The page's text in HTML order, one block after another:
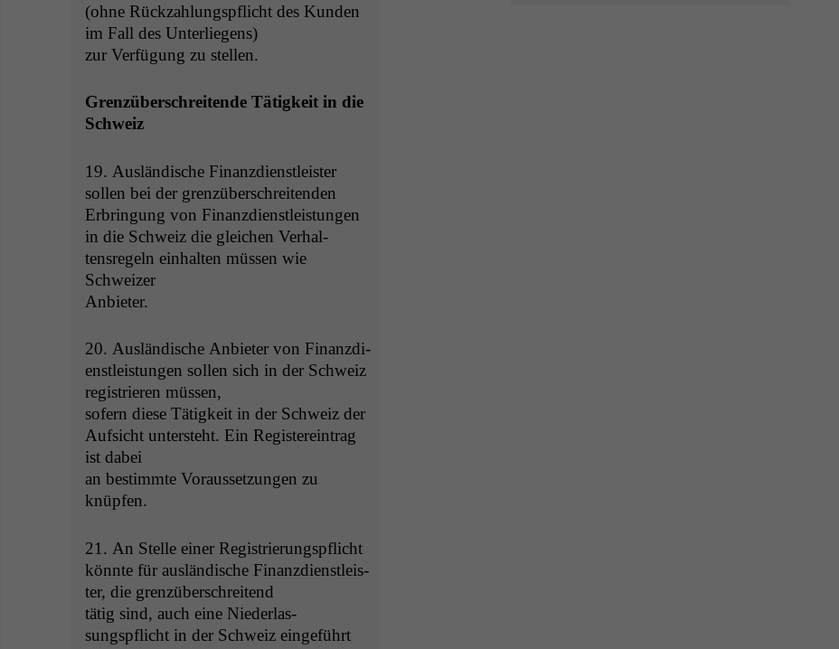
(ohne Rück­zahlungspflicht des Kun­den
im Fall des Unterliegens)
zur Ver­fü­gung zu stellen.
Gren­züber­schre­i­t­ende Tätigkeit in die
Schweiz
19. Aus­ländis­che Finanz­di­en­stleis­ter
sollen bei der gren­züber­schre­i­t­en­den
Erbringung von Finanzdienstleistungen
in die Schweiz die gle­ichen Ver­hal­
tensregeln ein­hal­ten müssen wie
Schweizer
Anbieter.
20. Aus­ländis­che Anbi­eter von Finanz­di­
en­stleis­tun­gen sollen sich in der Schweiz
reg­istri­eren müssen,
sofern diese Tätigkeit in der Schweiz der
Auf­sicht unter­ste­ht. Ein Reg­is­tere­in­trag
ist dabei
an bes­timmte Voraus­set­zun­gen zu
knüpfen.
21. An Stelle ein­er Reg­istrierungspflicht
kön­nte für aus­ländis­che Finanz­di­en­stleis­
ter, die grenzüberschreitend
tätig sind, auch eine Nieder­las­
sungspflicht in der Schweiz einge­führt
Cookies
optional, es
braucht sie,
damit die
Website
korrekt
angezeigt
Statistiken
Um unsere
verbessern,
zeichnen
wir
statistische
Daten auf.
Funktionalität
Einige
Funktionen auf
dieser Website
sind optional.